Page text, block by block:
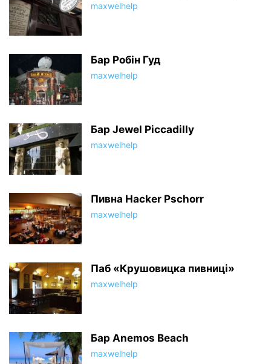
maxwelhelp
Бар Робін Гуд
maxwelhelp
Бар Jewel Piccadilly
maxwelhelp
Пивна Hacker Pschorr
maxwelhelp
Паб «Крушовицка пивниці»
maxwelhelp
Бар Anemos Beach
maxwelhelp